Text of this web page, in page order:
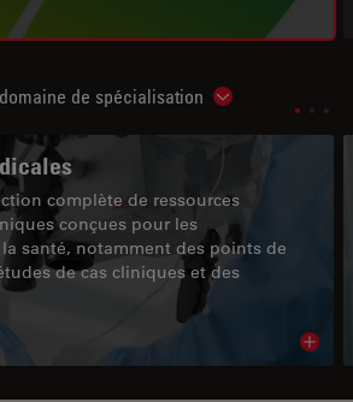
de spécialisation Show
complète de ressources
conçues pour les
santé, notamment des points de
de cas cliniques et des